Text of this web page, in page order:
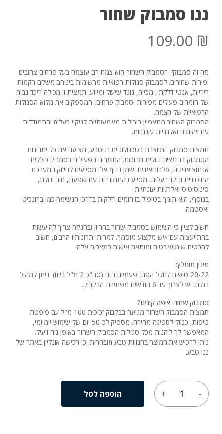
אין מוצרים בסל הקניות.
עברו לעמוד חנות
ננו סמבוק שחור
109.00 ₪
מה זה סמבוק? הסמבוק השחור הוא צמח רב-עוצמה בעל פרחים צהובים
ופירות שחורים. לסמבוק סגולות רפואיות מרשימות ביניהם משקם רקמות
ריריות, אנטי דלקתי, מכייח, נוגד שיעול ומייזע. תמצית זו מכילה ריכוז גבוה
של חומרים פעילים מפירות וסמבוק פרחים, המספקים את מלוא הסגולות
הרפואיות של הצמח.
הסמבוק השחור מתאפיין ביכולות משמעותיות לניקוי רעלים והתמודדות
עם זיהומים ואלרגיות עונתיות.
תמצית סמבוק המיוצרת בטכנולוגיית ננוטבע, מציעה את כל יתרונות
הסמבוק בתמצית נוזלית מרוכזת. החומרים הפעילים בסמבוק כוללים
אנתוציאנינים, פלבונואידים ושמן נדיף אלו מסייעים לחיזוק המערכת
החיסונית וניקוי רעלים, מסייע בהתמודדות עם שפעת, חום ונזלת,
סינוסיטיס ואלרגיות עונתיות.
בנוסף, הוא תומך בטיפול בזיהומים ודלקות בדרכי הנשימה כמו ברונכיט
ואסטמה.
חשוב לציין כי השימוש בסמבוק שחור בהריון ובהנקה צריך להיעשות
בהתייעצות עם איש מקצוע מוסמך. למרות יתרונותיו הרבים, חשוב
להבטיח שימוש בטוח ומותאם אישית במצבים אלה.
מינון מומלץ:
20-22 טיפות לחלל הפה, פעמיים ביום (סה"כ 2 מ"ל ביום). ניתן למהול
במים. יש לצרוך עד 6 חודשים מפתיחת הבקבוק.
סמבוק שחור: איפה קונים?
תמצית הסמבוק השחור מגיעה בבקבוק זכוכית 100 מ"ל עם פיפטת
טיפות, כנוזל לספיגה מהירה. מספיק לכ-50 יום של שימוש יומיומי,
המאפשר לך ליהנות מכל סגולות הסמבוק השחור באופן נוח ויעיל.
ניתן לרכוש את המוצר בחנויות טבע מובחרות וכן רכישה אונליין באתר של
ננו טבע.
הוספה לסל